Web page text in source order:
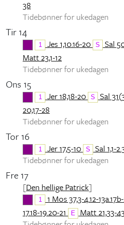
38
Tidebønner for ukedagen
Tir 14
1 Jes 1,10.16-20 S Sal
Matt 23,1-12
Tidebønner for ukedagen
Ons 15
1 Jer 18,18-20 S Sal
20,17-28
Tidebønner for ukedagen
Tor 16
1 Jer 17,5-10 S Sal 1,1-
Tidebønner for ukedagen
Fre 17
[Den hellige Patrick]
1 1 Mos 37,3-4.12-
17.18-19.20-21
E
Matt 21,33-